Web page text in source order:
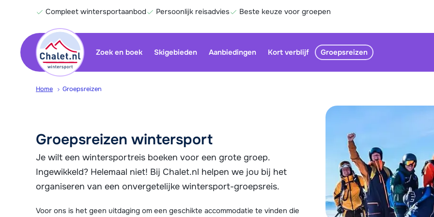
Compleet wintersportaanbod Persoonlijk reisadvies Beste keuze voor groepen
Zoek en boek Skigebieden Aanbiedingen Kort verblijf Groepsreizen
Home Groepsreizen
Groepsreizen wintersport
Je wilt een wintersportreis boeken voor een grote groep.
Ingewikkeld? Helemaal niet! Bij Chalet.nl helpen we jou bij het
organiseren van een onvergetelijke wintersport-groepsreis.
Voor ons is het geen uitdaging om een geschikte accommodatie te vinden die